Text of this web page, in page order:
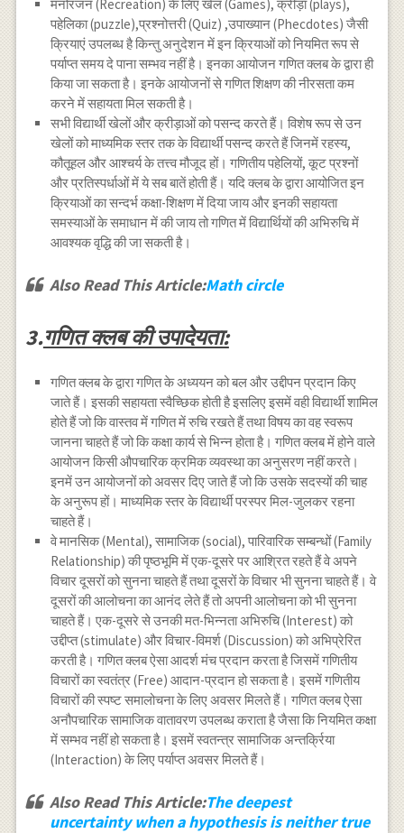
मनोरंजन (Recreation) के लिए खेल (Games), क्रीड़ा (plays),
पहेलिका (puzzle),प्रश्नोत्तरी (Quiz) ,उपाख्यान (Phecdotes) जैसी
क्रियाएं उपलब्ध है किन्तु अनुदेशन में इन क्रियाओं को नियमित रूप से
पर्याप्त समय दे पाना सम्भव नहीं है। इनका आयोजन गणित क्लब के द्वारा ही
किया जा सकता है। इनके आयोजनों से गणित शिक्षण की नीरसता कम
करने में सहायता मिल सकती है।
सभी विद्यार्थी खेलों और क्रीड़ाओं को पसन्द करते हैं। विशेष रूप से उन
खेलों को माध्यमिक स्तर तक के विद्यार्थी पसन्द करते हैं जिनमें रहस्य,
कौतूहल और आश्चर्य के तत्त्व मौजूद हों। गणितीय पहेलियों, कूट प्रश्नों
और प्रतिस्पर्धाओं में ये सब बातें होती हैं। यदि क्लब के द्वारा आयोजित इन
क्रियाओं का सन्दर्भ कक्षा-शिक्षण में दिया जाय और इनकी सहायता
समस्याओं के समाधान में की जाय तो गणित में विद्यार्थियों की अभिरुचि में
आवश्यक वृद्धि की जा सकती है।
Also Read This Article:Math circle
3.गणित क्लब की उपादेयता:
गणित क्लब के द्वारा गणित के अध्ययन को बल और उद्दीपन प्रदान किए
जाते हैं। इसकी सहायता स्वैच्छिक होती है इसलिए इसमें वही विद्यार्थी शामिल
होते हैं जो कि वास्तव में गणित में रुचि रखते हैं तथा विषय का वह स्वरूप
जानना चाहते हैं जो कि कक्षा कार्य से भिन्न होता है। गणित क्लब में होने वाले
आयोजन किसी औपचारिक क्रमिक व्यवस्था का अनुसरण नहीं करते।
इनमें उन आयोजनों को अवसर दिए जाते हैं जो कि उसके सदस्यों की चाह
के अनुरूप हों। माध्यमिक स्तर के विद्यार्थी परस्पर मिल-जुलकर रहना
चाहते हैं।
वे मानसिक (Mental), सामाजिक (social), पारिवारिक सम्बन्धों (Family
Relationship) की पृष्ठभूमि में एक-दूसरे पर आश्रित रहते हैं वे अपने
विचार दूसरों को सुनना चाहते हैं तथा दूसरों के विचार भी सुनना चाहते हैं। वे
दूसरों की आलोचना का आनंद लेते हैं तो अपनी आलोचना को भी सुनना
चाहते हैं। एक-दूसरे से उनकी मत-भिन्नता अभिरुचि (Interest) को
उद्दीप्त (stimulate) और विचार-विमर्श (Discussion) को अभिप्रेरित
करती है। गणित क्लब ऐसा आदर्श मंच प्रदान करता है जिसमें गणितीय
विचारों का स्वतंत्र (Free) आदान-प्रदान हो सकता है। इसमें गणितीय
विचारों की स्पष्ट समालोचना के लिए अवसर मिलते हैं। गणित क्लब ऐसा
अनौपचारिक सामाजिक वातावरण उपलब्ध कराता है जैसा कि नियमित कक्षा
में सम्भव नहीं हो सकता है। इसमें स्वतन्त्र सामाजिक अन्तर्क्रिया
(Interaction) के लिए पर्याप्त अवसर मिलते हैं।
Also Read This Article:The deepest
uncertainty when a hypothesis is neither true